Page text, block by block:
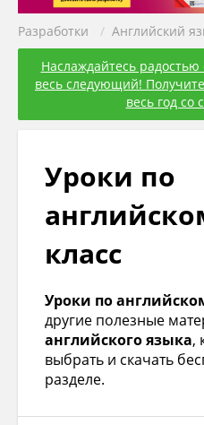
Разработки / Английский
Наслаждайтесь радостью
весь следующий!
весь год со
Уроки по
класс
Уроки по
другие полезные
английского языка,
выбрать и скачать
разделе.